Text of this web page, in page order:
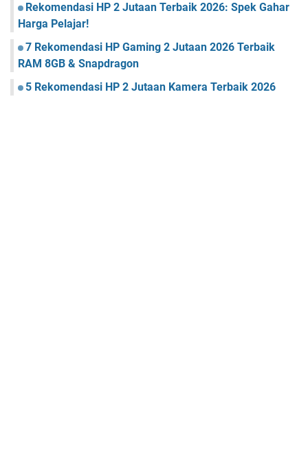
Rekomendasi HP 2 Jutaan Terbaik 2026: Spek Gahar
Harga Pelajar!
7 Rekomendasi HP Gaming 2 Jutaan 2026 Terbaik
RAM 8GB & Snapdragon
5 Rekomendasi HP 2 Jutaan Kamera Terbaik 2026